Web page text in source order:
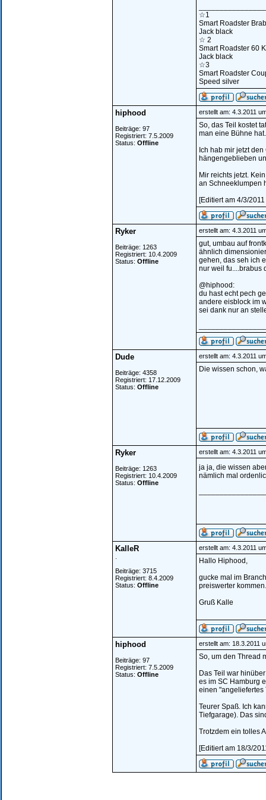
☆1
Smart Roadster
Jack black
☆ 2
Smart Roadster 60
Jack black
☆3
Smart Roadster
Speed silver
hiphood
Beiträge: 97
Registriert: 7.5.2009
Status: Offline
erstellt am: 4.3.2011
So, das Teil kostet
man eine Bühne
Ich hab mir jetzt
hängengeblieben
Mir reichts jetzt.
an Schneeklumpen
[Editiert am 4/3/
Ryker
Beiträge: 1263
Registriert: 10.4.2009
Status: Offline
erstellt am: 4.3.2011
gut, umbau auf
ähnlich
gehen, das seh ich
nur weil fu....brabus
@hiphood:
du hast echt pech
andere eisblock im
sei dank nur an
Dude
Beiträge: 4358
Registriert: 17.12.2009
Status: Offline
erstellt am: 4.3.2011
Die wissen schon,
Ryker
Beiträge: 1263
Registriert: 10.4.2009
Status: Offline
erstellt am: 4.3.2011
ja ja, die wissen
nämlich mal
KalleR
Beiträge: 3715
Registriert: 8.4.2009
Status: Offline
erstellt am: 4.3.2011
Hallo Hiphood,
gucke mal im
preiswerter kommen.
Gruß Kalle
hiphood
Beiträge: 97
Registriert: 7.5.2009
Status: Offline
erstellt am: 18.3.2011
So, um den Thread
Das Teil war
es im SC Hamburg
einen "angeliefertes
Teurer Spaß. Ich
Tiefgarage). Das
Trotzdem ein tolles
[Editiert am 18/3/